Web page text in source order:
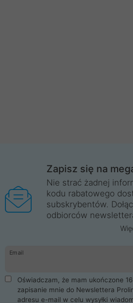
Zapisz się na
Nie strać żadnej
kodu rabatowego
subskrybentów.
odbiorców
Email
Oświadczam, że mam ukończone
zapisanie mnie do Newslettera
adresu e-mail w celu wysyłki